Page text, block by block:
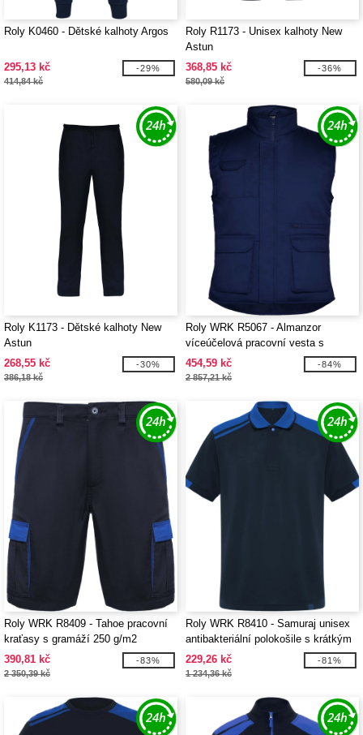
Roly K0460 - Dětské kalhoty Argos
295,13 kč
414,84 kč
-29%
Roly R1173 - Unisex kalhoty New
Astun
368,85 kč
580,09 kč
-36%
Roly K1173 - Dětské kalhoty New
Astun
268,55 kč
386,18 kč
-30%
Roly WRK R5067 - Almanzor
víceúčelová pracovní vesta s
vysokým límcem
454,59 kč
2 857,21 kč
-84%
Roly WRK R8409 - Tahoe pracovní
kraťasy s gramáží 250 g/m2
390,81 kč
2 350,39 kč
-83%
Roly WRK R8410 - Samuraj unisex
antibakteriální polokošile s krátkým
rukávem o gramáži 160 g/m2
229,26 kč
1 234,36 kč
-81%